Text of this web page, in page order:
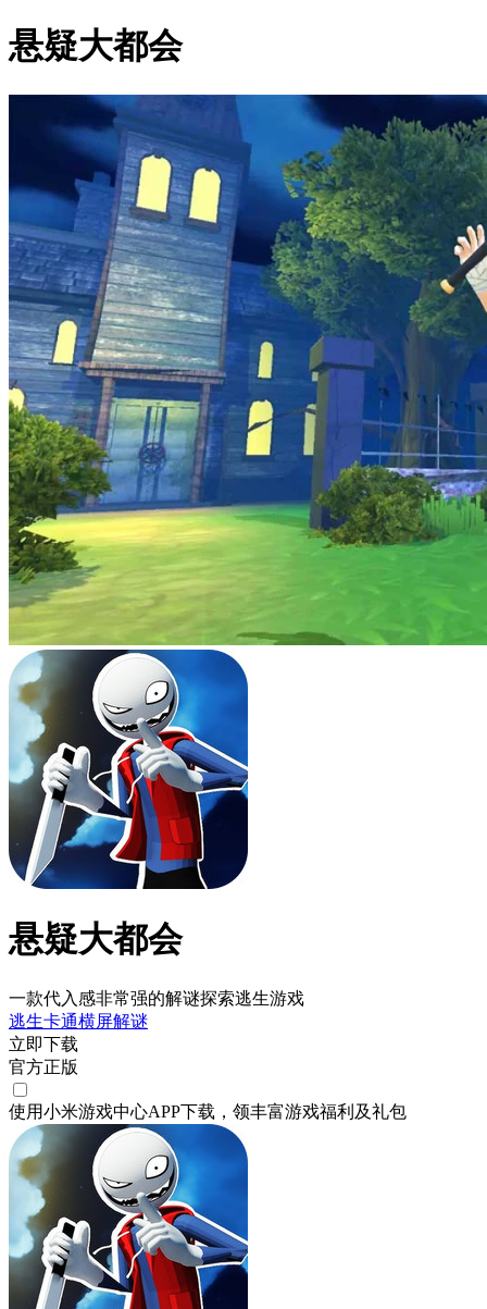
悬疑大都会
悬疑大都会
一款代入感非常强的解谜探索逃生游戏
逃生卡通横屏解谜
立即下载
官方正版
使用小米游戏中心APP下载 ，领丰富游戏福利 及礼包